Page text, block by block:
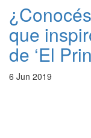
que
de ‘El
6 Jun 2019